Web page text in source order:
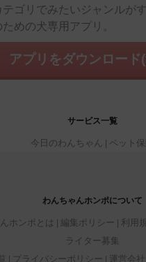
テゴリでみたいジャンルが
めの犬専用アプリ。
アプリをダウンロード
サービス一覧
今日のわんちゃん ペット
わんちゃんホンポについて
ホンポとは 編集ポリシー 利用
ライター募集
プライバシーポリシー 運営会社